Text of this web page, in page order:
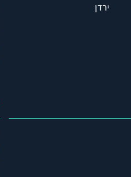
ירדן